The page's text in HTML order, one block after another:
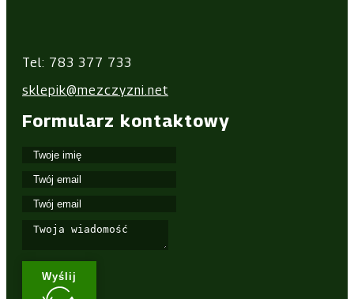
Tel: 783 377 733
sklepik@mezczyzni.net
Formularz kontaktowy
Wyślij